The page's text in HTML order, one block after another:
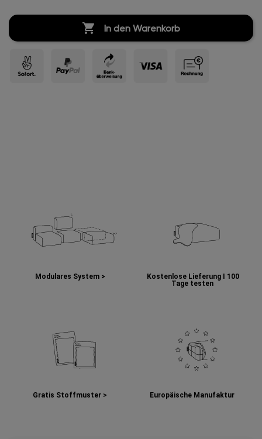
 In den Warenkorb
Modulares System > Kostenlose Lieferung I 100
Tage testen
Gratis Stoffmuster > Europäische Manufaktur